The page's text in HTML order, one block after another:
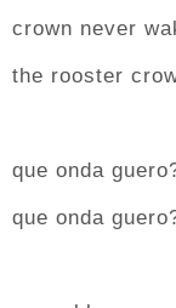
crown never
the rooster
que onda
que onda